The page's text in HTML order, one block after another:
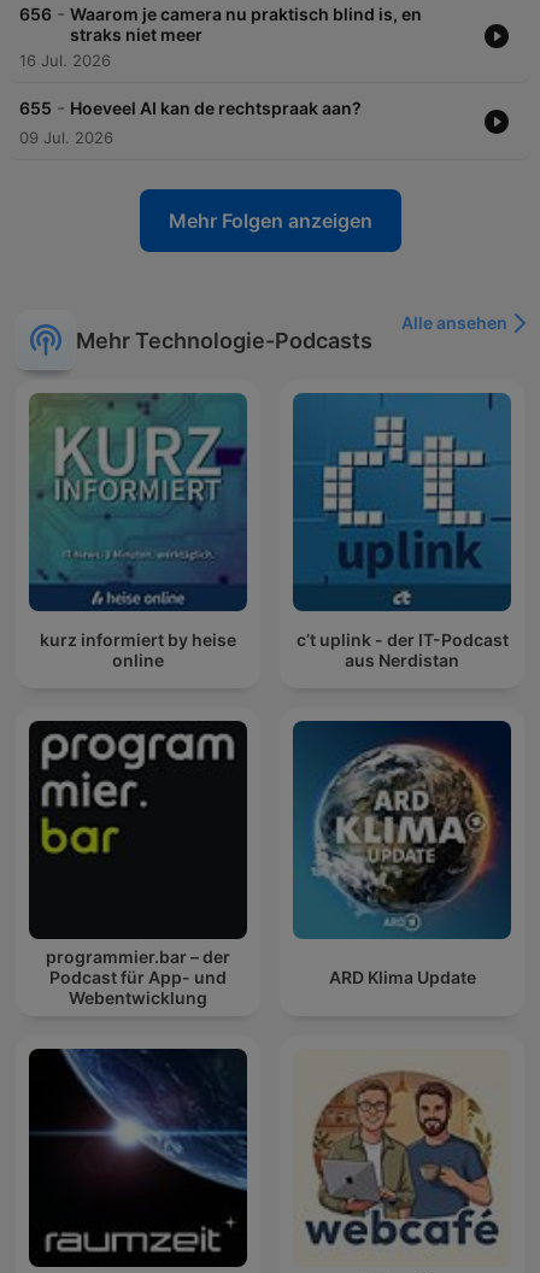
656 - Waarom je camera nu praktisch blind is, en
straks niet meer
16 Jul. 2026
655 - Hoeveel AI kan de rechtspraak aan?
09 Jul. 2026
Mehr Folgen anzeigen
Mehr Technologie-Podcasts
Alle ansehen
kurz informiert by heise
online
c’t uplink - der IT-Podcast
aus Nerdistan
programmier.bar – der
Podcast für App- und
Webentwicklung
ARD Klima Update